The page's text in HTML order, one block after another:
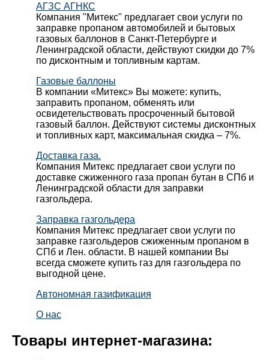
АГЗС АГНКС
Компания "Митекс" предлагает свои услуги по
заправке пропаном автомобилей и бытовых
газовых баллонов в Санкт-Петербурге и
Ленинградской области, действуют скидки до 7%
по дисконтным и топливным картам.
Газовые баллоны
В компании «Митекс» Вы можете: купить,
заправить пропаном, обменять или
освидетельствовать просроченный бытовой
газовый баллон. Действуют системы дисконтных
и топливных карт, максимальная скидка – 7%.
Доставка газа.
Компания Митекс предлагает свои услуги по
доставке сжиженного газа пропан бутан в СПб и
Ленинградской области для заправки
газгольдера.
Заправка газгольдера
Компания Митекс предлагает свои услуги по
заправке газгольдеров сжиженным пропаном в
СПб и Лен. области. В нашей компании Вы
всегда сможете купить газ для газгольдера по
выгодной цене.
Автономная газификация
О нас
Товары интернет-магазина: